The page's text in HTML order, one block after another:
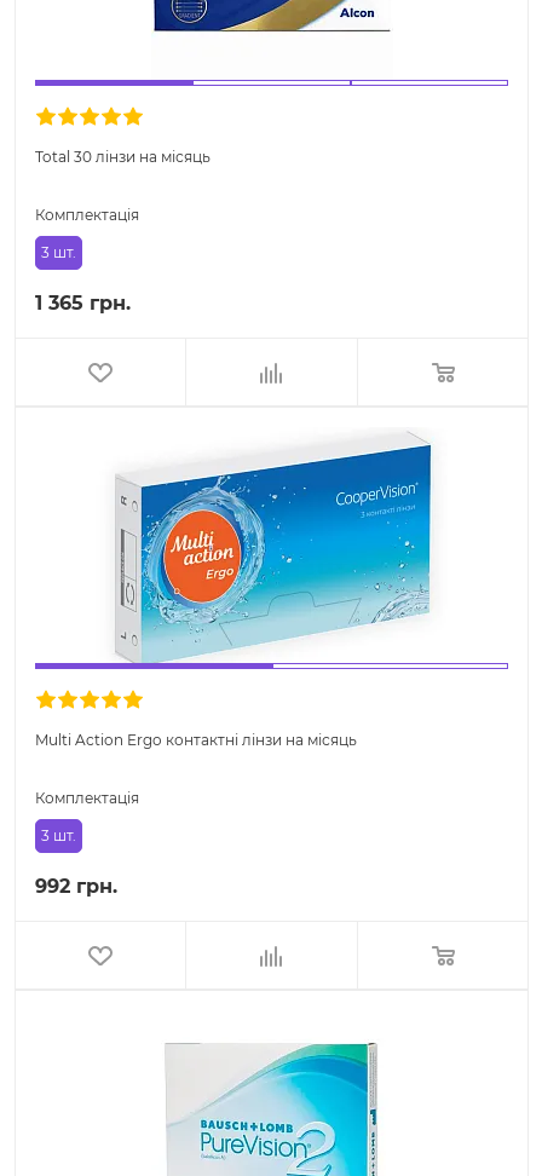
Total 30 лінзи на місяць
Комплектація
3 шт.
1 365 грн.
Multi Action Ergo контактні лінзи на місяць
Комплектація
3 шт.
992 грн.